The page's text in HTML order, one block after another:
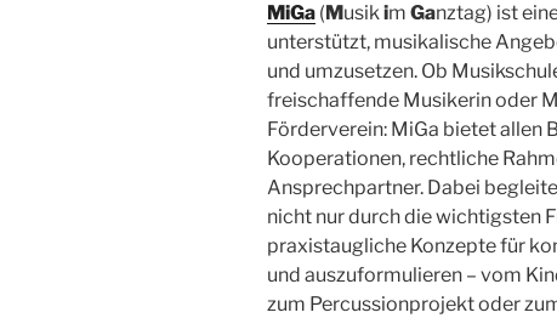
MiGa (Musikim Ganztag) ist
unterstützt, musikalische
und umzusetzen. Ob
freischaffende Musikerin oder
Förderverein: MiGa bietet allen
Kooperationen, rechtliche
Ansprechpartner. Dabei
nicht nur durch die wichtigsten
praxistaugliche Konzepte für
und auszuformulieren – vom
zum Percussionprojekt oder